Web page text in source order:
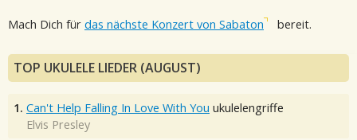
Mach Dich für das nächste Konzert von Sabaton bereit.
TOP UKULELE LIEDER (AUGUST)
1. Can't Help Falling In Love With You ukulelengriffe
Elvis Presley